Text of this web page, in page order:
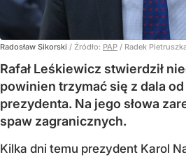
Radosław Sikorski / Źródło: PAP / Radek
Rafał Leśkiewicz stwierdził
powinien trzymać się z dala
prezydenta. Na jego słowa
spaw zagranicznych.
Kilka dni temu prezydent Karol